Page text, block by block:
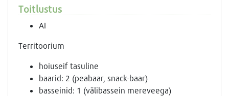
Toitlustus
AI
Territoorium
hoiuseif tasuline
baarid: 2 (peabaar, snack-baar)
basseinid: 1 (välibassein mereveega)